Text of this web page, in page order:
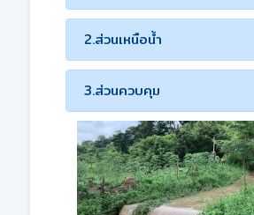
2.ส่วนเหนือน้ำ
3.ส่วนควบคุม